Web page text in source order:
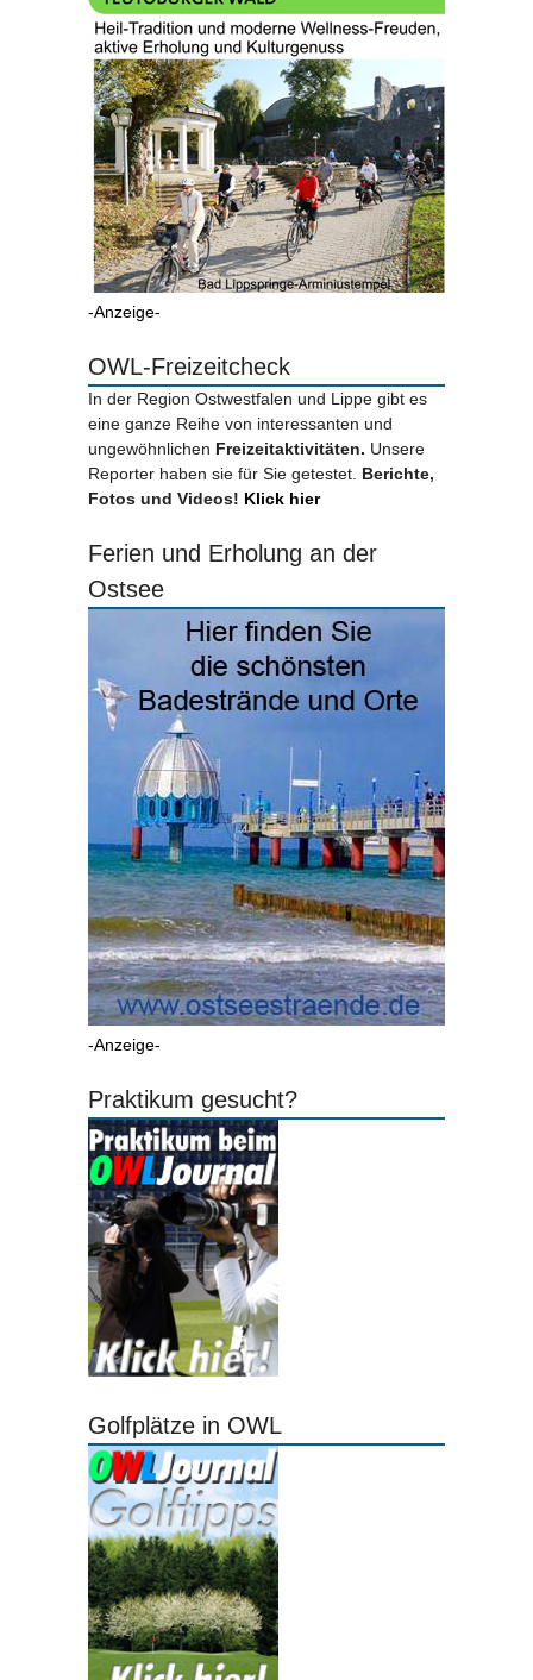
-Anzeige-
OWL-Freizeitcheck
In der Region Ostwestfalen und Lippe gibt es
eine ganze Reihe von interessanten und
ungewöhnlichen Freizeitaktivitäten. Unsere
Reporter haben sie für Sie getestet. Berichte,
Fotos und Videos! Klick hier
Ferien und Erholung an der
Ostsee
-Anzeige-
Praktikum gesucht?
Golfplätze in OWL